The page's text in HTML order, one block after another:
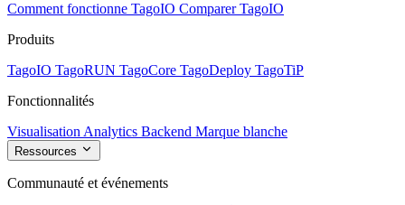
Comment fonctionne TagoIO Comparer TagoIO
Produits
TagoIO TagoRUN TagoCore TagoDeploy TagoTiP
Fonctionnalités
Visualisation Analytics Backend Marque blanche
Ressources
Communauté et événements